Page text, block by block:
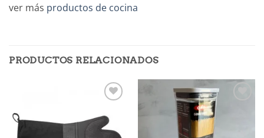
ver más productos de cocina
PRODUCTOS RELACIONADOS
a la
lista de
deseos